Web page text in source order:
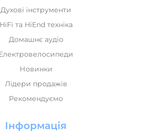
HiFi та HiEnd техніка
Домашнє аудіо
Електровелосипеди
Новинки
Лідери продажів
Рекомендуємо
Оплата і доставка